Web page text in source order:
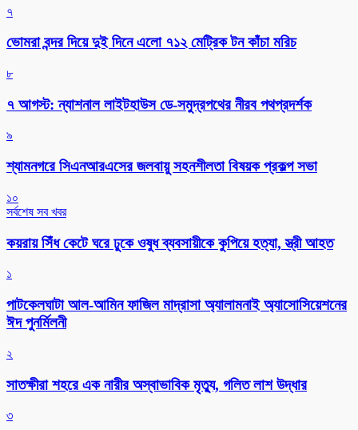
৭
ভোমরা বন্দর দিয়ে দুই দিনে এলো ৭১২ মেট্রিক টন কাঁচা মরিচ
৮
৭ আগস্ট: ন্যাশনাল লাইটহাউস ডে-সমুদ্রপথের নীরব পথপ্রদর্শক
৯
শ্যামনগরে সিএনআরএসের জলবায়ু সহনশীলতা বিষয়ক প্রকল্প সভা
১০
সর্বশেষ সব খবর
কয়রায় সিঁধ কেটে ঘরে ঢুকে ওষুধ ব্যবসায়ীকে কুপিয়ে হত্যা, স্ত্রী আহত
১
পাটকেলঘাটা আল-আমিন ফাজিল মাদ্রাসা অ্যালামনাই অ্যাসোসিয়েশনের
ঈদ পুনর্মিলনী
২
সাতক্ষীরা শহরে এক নারীর অস্বাভাবিক মৃত্যু, গলিত লাশ উদ্ধার
৩